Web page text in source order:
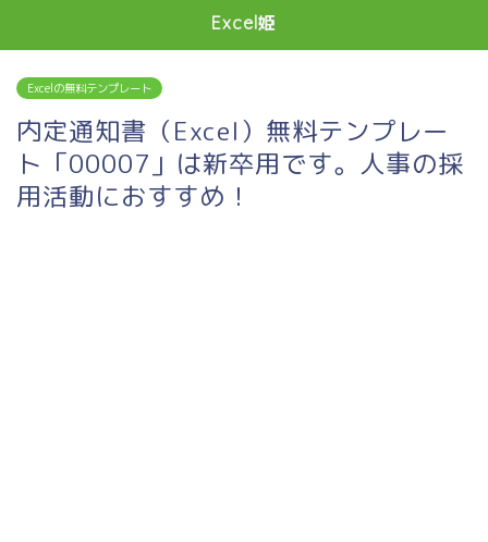
Excel姫
Excelの無料テンプレート
内定通知書（Excel）無料テンプレー
ト「00007」は新卒用です。人事の採
用活動におすすめ！